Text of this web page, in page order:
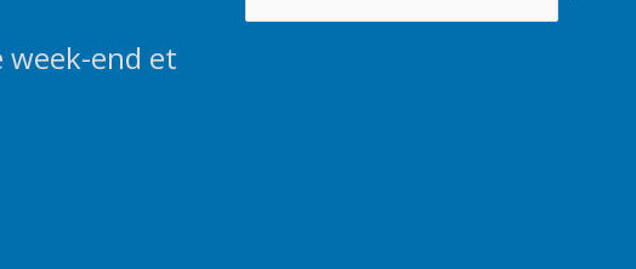
week-end et